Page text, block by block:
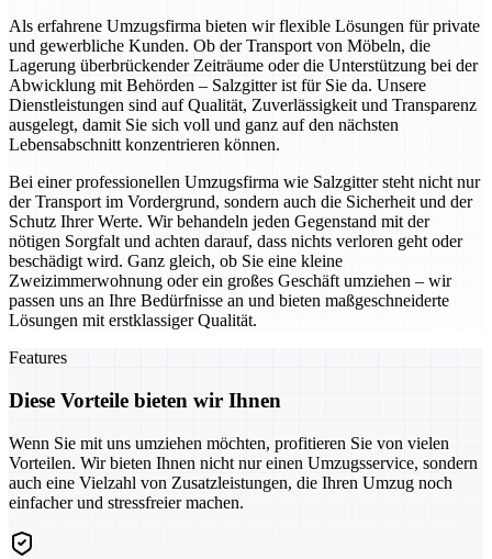
Als erfahrene Umzugsfirma bieten wir flexible Lösungen für private
und gewerbliche Kunden. Ob der Transport von Möbeln, die
Lagerung überbrückender Zeiträume oder die Unterstützung bei der
Abwicklung mit Behörden – Salzgitter ist für Sie da. Unsere
Dienstleistungen sind auf Qualität, Zuverlässigkeit und Transparenz
ausgelegt, damit Sie sich voll und ganz auf den nächsten
Lebensabschnitt konzentrieren können.
Bei einer professionellen Umzugsfirma wie Salzgitter steht nicht nur
der Transport im Vordergrund, sondern auch die Sicherheit und der
Schutz Ihrer Werte. Wir behandeln jeden Gegenstand mit der
nötigen Sorgfalt und achten darauf, dass nichts verloren geht oder
beschädigt wird. Ganz gleich, ob Sie eine kleine
Zweizimmerwohnung oder ein großes Geschäft umziehen – wir
passen uns an Ihre Bedürfnisse an und bieten maßgeschneiderte
Lösungen mit erstklassiger Qualität.
Features
Diese Vorteile bieten wir Ihnen
Wenn Sie mit uns umziehen möchten, profitieren Sie von vielen
Vorteilen. Wir bieten Ihnen nicht nur einen Umzugsservice, sondern
auch eine Vielzahl von Zusatzleistungen, die Ihren Umzug noch
einfacher und stressfreier machen.